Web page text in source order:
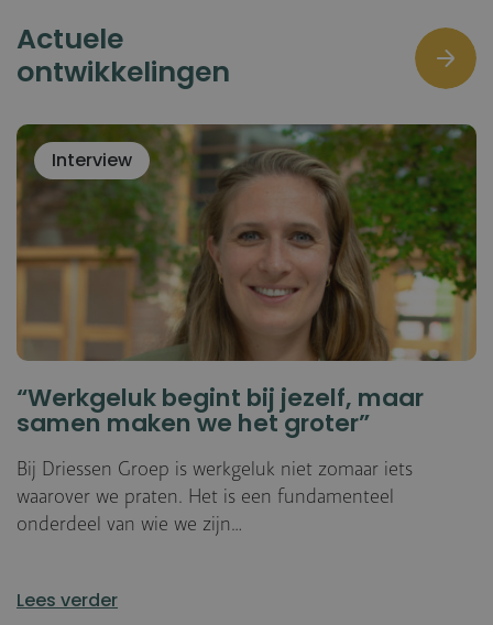
Actuele
ontwikkelingen
Interview
“Werkgeluk begint bij jezelf, maar
samen maken we het groter”
Bij Driessen Groep is werkgeluk niet zomaar iets
waarover we praten. Het is een fundamenteel
onderdeel van wie we zijn…
Lees verder